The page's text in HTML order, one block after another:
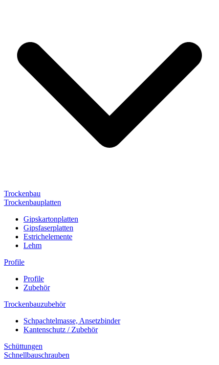
Trockenbau
Trockenbauplatten
Gipskartonplatten
Gipsfaserplatten
Estrichelemente
Lehm
Profile
Profile
Zubehör
Trockenbauzubehör
Schpachtelmasse, Ansetzbinder
Kantenschutz / Zubehör
Schüttungen
Schnellbauschrauben